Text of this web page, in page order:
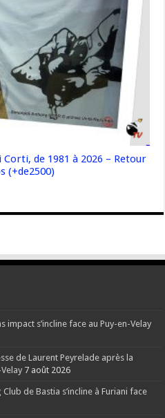
de 1981 à 2026 – Retour
(+de2500)
impact s’incline face au Puy-en-Velay
de Laurent Peyrelade après la
7 août 2026
de Bastia s’incline à Furiani face